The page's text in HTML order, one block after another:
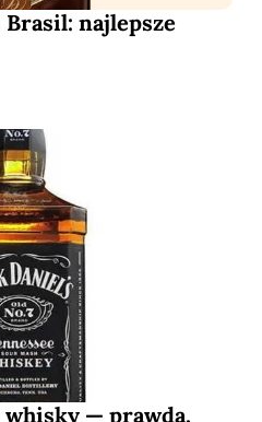
najlepsze
whisky — prawda,